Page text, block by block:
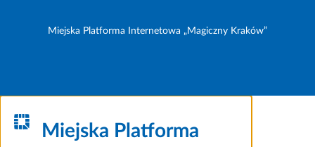
Miejska Platforma Internetowa „Magiczny Kraków”
Miejska Platforma